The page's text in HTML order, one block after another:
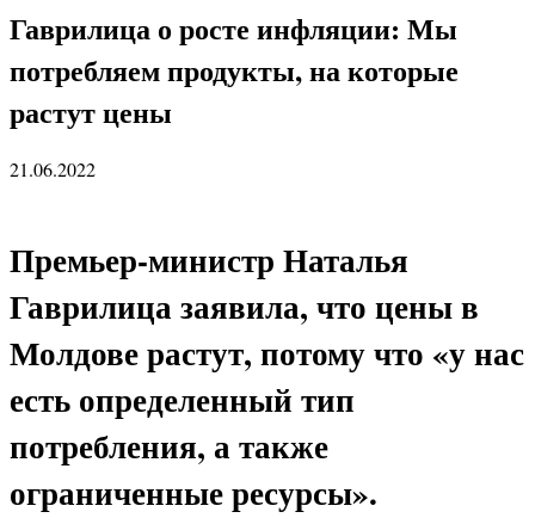
Гаврилица о росте инфляции: Мы
потребляем продукты, на которые
растут цены
21.06.2022
Премьер-министр Наталья
Гаврилица заявила, что цены в
Молдове растут, потому что «у нас
есть определенный тип
потребления, а также
ограниченные ресурсы».